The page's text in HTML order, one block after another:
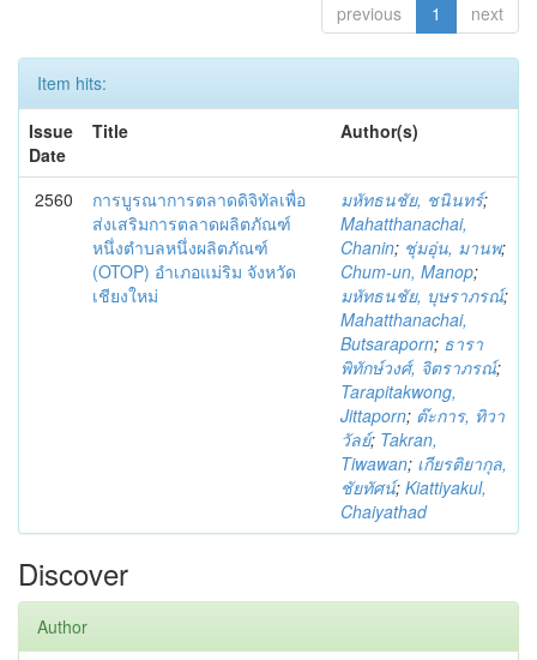
previous 1 next
Item hits:
Issue
Date
Title Author(s)
2560
การบูรณาการตลาดดิจิทัลเพื่อ
ส่งเสริมการตลาดผลิตภัณฑ์
หนึ่งตำบลหนึ่งผลิตภัณฑ์
(OTOP) อำเภอแม่ริม จังหวัด
เชียงใหม่
มหัทธนชัย, ชนินทร์;
Mahatthanachai,
Chanin; ชุ่มอุ่น, มานพ;
Chum-un, Manop;
มหัทธนชัย, บุษราภรณ์;
Mahatthanachai,
Butsaraporn; ธารา
พิทักษ์วงศ์, จิตราภรณ์;
Tarapitakwong,
Jittaporn; ต๊ะการ, ทิวา
วัลย์; Takran,
Tiwawan; เกียรติยากุล,
ชัยทัศน์; Kiattiyakul,
Chaiyathad
Discover
Author